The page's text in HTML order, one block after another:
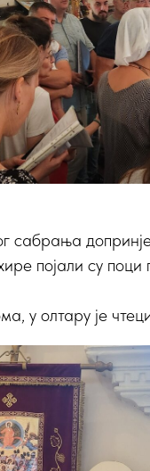
сабрања
појали су
у олтару је